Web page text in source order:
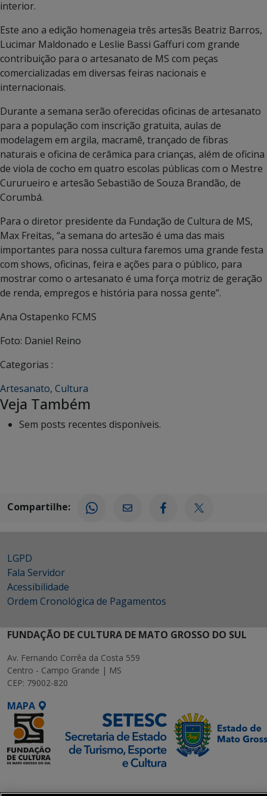
interior.
Este ano a edição homenageia três artesãs Beatriz Barros,
Lucimar Maldonado e Leslie Bassi Gaffuri com grande
contribuição para o artesanato de MS com peças
comercializadas em diversas feiras nacionais e
internacionais.
Durante a semana serão oferecidas oficinas de artesanato
para a população com inscrição gratuita, aulas de
modelagem em argila, macramê, trançado de fibras
naturais e oficina de cerâmica para crianças, além de oficina
de viola de cocho em quatro escolas públicas com o Mestre
Cururueiro e artesão Sebastião de Souza Brandão, de
Corumbá.
Para o diretor presidente da Fundação de Cultura de MS,
Max Freitas, “a semana do artesão é uma das mais
importantes para nossa cultura faremos uma grande festa
com shows, oficinas, feira e ações para o público, para
mostrar como o artesanato é uma força motriz de geração
de renda, empregos e história para nossa gente”.
Ana Ostapenko FCMS
Foto: Daniel Reino
Categorias :
Artesanato, Cultura
Veja Também
Sem posts recentes disponíveis.
Compartilhe:
LGPD
Fala Servidor
Acessibilidade
Ordem Cronológica de Pagamentos
FUNDAÇÃO DE CULTURA DE MATO GROSSO DO SUL
Av. Fernando Corrêa da Costa 559
Centro - Campo Grande | MS
CEP: 79002-820
MAPA